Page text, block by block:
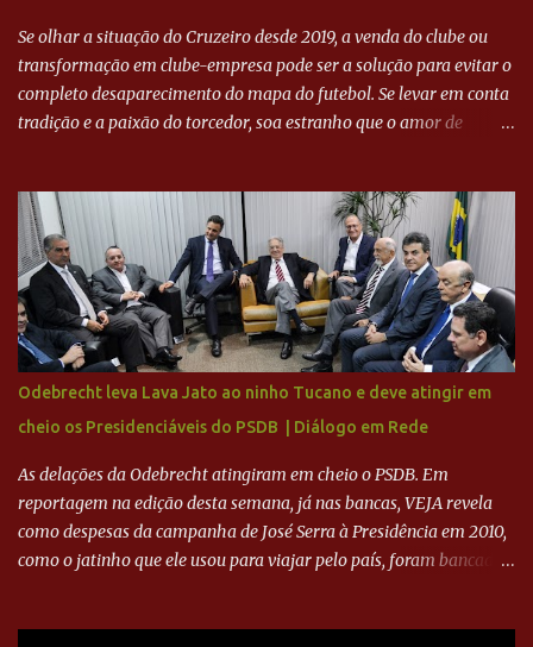
Se olhar a situação do Cruzeiro desde 2019, a venda do clube ou
transformação em clube-empresa pode ser a solução para evitar o
completo desaparecimento do mapa do futebol. Se levar em conta
tradição e a paixão do torcedor, soa estranho que o amor de
feito imediatamente para pagamento de dívidas emergenciais e
investimentos no departamento de futebol. O projeto apresentado
para a recuperação do Cruzeiro, o aporte financeiro inicial, com
Ronaldo sendo solidário à dívida de R$ 1 bilhão a partir de agora,
mais o peso que o ex-atacante tem no mundo do futebol, além de
sua história na Raposa, pesaram para que um dos mais icônicos
camisas 9 acertasse a compra do clube. Fonte: Itatiaia Fonte:
ADVOGADO DO CRUZEIRO NA SAF EXPLICA SITUAÇÃO DO
CRUZEIRO - RONALDO COMPROU 90% DAS AÇÕES DO CLUBE
Odebrecht leva Lava Jato ao ninho Tucano e deve atingir em
cheio os Presidenciáveis do PSDB | Diálogo em Rede
As delações da Odebrecht atingiram em cheio o PSDB. Em
reportagem na edição desta semana, já nas bancas, VEJA revela
como despesas da campanha de José Serra à Presidência em 2010,
como o jatinho que ele usou para viajar pelo país, foram bancadas